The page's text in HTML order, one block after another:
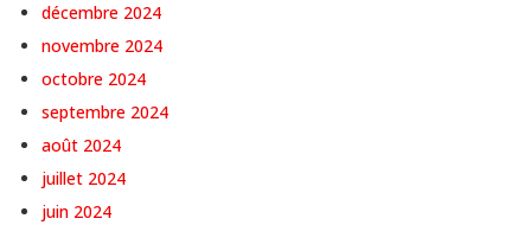
décembre 2024
novembre 2024
octobre 2024
septembre 2024
août 2024
juillet 2024
juin 2024